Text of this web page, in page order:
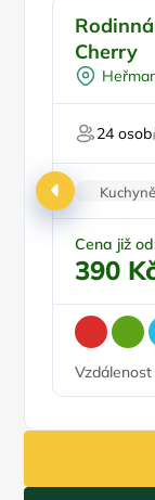
Pro svatby
Cherry
24 osob
Kuchyně
Krb
Cena již
390